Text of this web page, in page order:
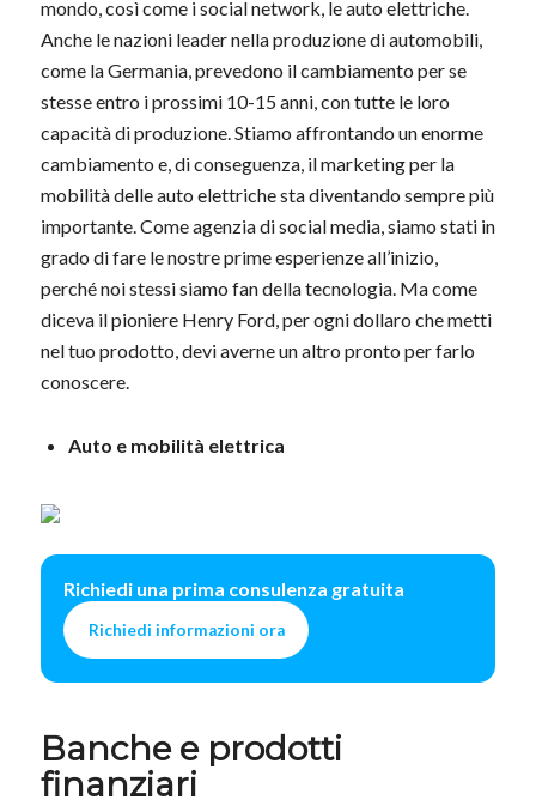
mondo, così come i social network, le auto elettriche.
Anche le nazioni leader nella produzione di automobili,
come la Germania, prevedono il cambiamento per se
stesse entro i prossimi 10-15 anni, con tutte le loro
capacità di produzione. Stiamo affrontando un enorme
cambiamento e, di conseguenza, il marketing per la
mobilità delle auto elettriche sta diventando sempre più
importante. Come agenzia di social media, siamo stati in
grado di fare le nostre prime esperienze all’inizio,
perché noi stessi siamo fan della tecnologia. Ma come
diceva il pioniere Henry Ford, per ogni dollaro che metti
nel tuo prodotto, devi averne un altro pronto per farlo
conoscere.
Auto e mobilità elettrica
Richiedi una prima consulenza gratuita
Richiedi informazioni ora
Banche e prodotti
finanziari